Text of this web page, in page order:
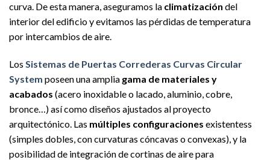
curva. De esta manera, aseguramos la climatización del
interior del edificio y evitamos las pérdidas de temperatura
por intercambios de aire.
Los Sistemas de Puertas Correderas Curvas Circular
System poseen una amplia gama de materiales y
acabados (acero inoxidable o lacado, aluminio, cobre,
bronce…) así como diseños ajustados al proyecto
arquitectónico. Las múltiples configuraciones existentess
(simples dobles, con curvaturas cóncavas o convexas), y la
posibilidad de integración de cortinas de aire para